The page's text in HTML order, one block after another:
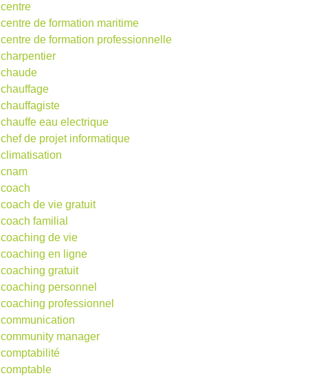
centre
centre de formation maritime
centre de formation professionnelle
charpentier
chaude
chauffage
chauffagiste
chauffe eau electrique
chef de projet informatique
climatisation
cnam
coach
coach de vie gratuit
coach familial
coaching de vie
coaching en ligne
coaching gratuit
coaching personnel
coaching professionnel
communication
community manager
comptabilité
comptable